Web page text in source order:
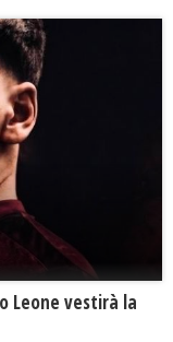
Leone vestirà la